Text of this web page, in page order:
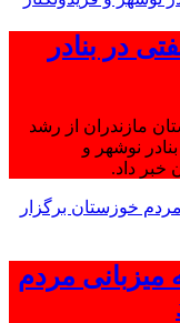
در بنادر
مازندران از رشد
نوشهر و
خبر داد.
مردم